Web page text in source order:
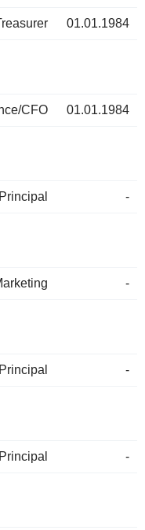
01.01.1984
CFO 01.01.1984
-
-
-
-